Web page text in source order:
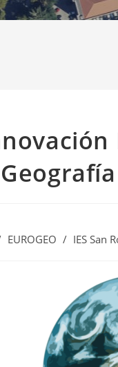
EUROGEO / IES San